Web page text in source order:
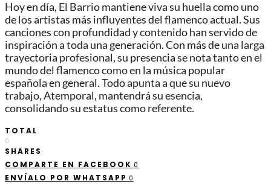
Hoy en día, El Barrio mantiene viva su huella como uno
de los artistas más influyentes del flamenco actual. Sus
canciones con profundidad y contenido han servido de
inspiración a toda una generación. Con más de una larga
trayectoria profesional, su presencia se nota tanto en el
mundo del flamenco como en la música popular
española en general. Todo apunta a que su nuevo
trabajo, Atemporal, mantendrá su esencia,
consolidando su estatus como referente.
TOTAL
0
SHARES
COMPARTE EN FACEBOOK 0
ENVÍALO POR WHATSAPP 0